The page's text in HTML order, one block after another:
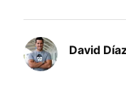
David